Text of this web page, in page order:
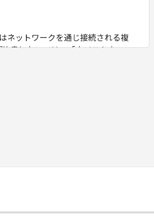
ネットワークを通じ接続される複
書においては、「本ソフトウェ
フトウェア」を使用させることが
の履行に関し全責任を負うことを
トウェア」を１部、複製すること
権も、明示たると黙示たるとを問
ソフトウェア」を使用させるこ